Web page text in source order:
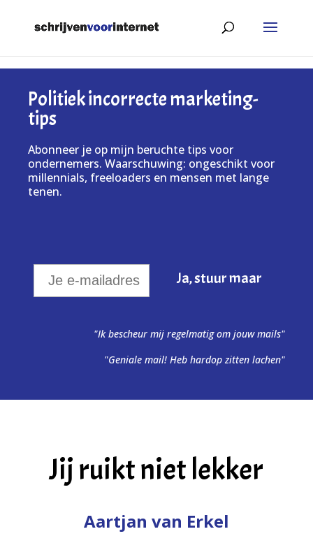
Politiek incorrecte marketing-
tips
Abonneer je op mijn beruchte tips voor
ondernemers. Waarschuwing: ongeschikt voor
millennials, freeloaders en mensen met lange
tenen.
"Ik bescheur mij regelmatig om jouw mails"
"Geniale mail! Heb hardop zitten lachen"
Jij ruikt niet lekker
Aartjan van Erkel